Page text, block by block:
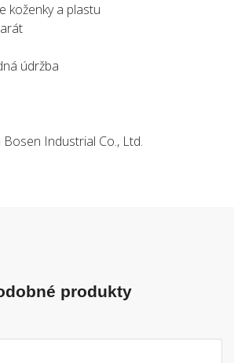
koženky a plastu
údržba
Industrial Co., Ltd.
produkty